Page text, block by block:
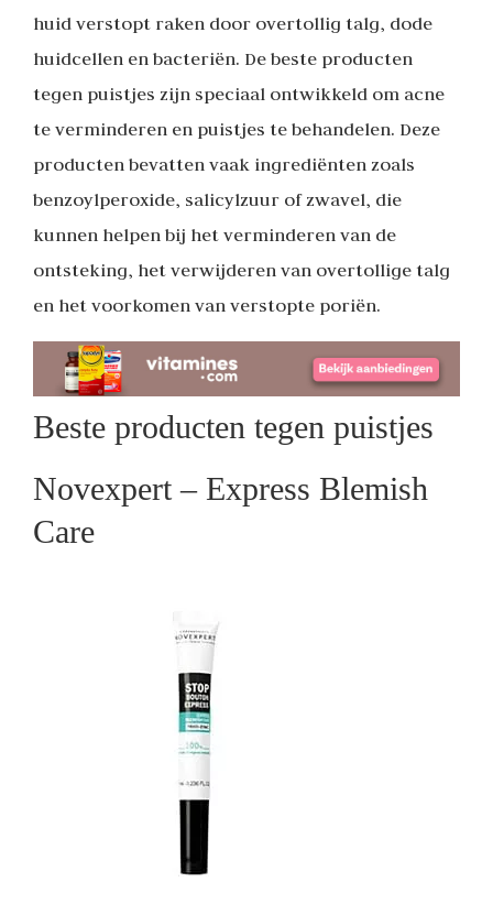
huid verstopt raken door overtollig talg, dode
huidcellen en bacteriën. De beste producten
tegen puistjes zijn speciaal ontwikkeld om acne
te verminderen en puistjes te behandelen. Deze
producten bevatten vaak ingrediënten zoals
benzoylperoxide, salicylzuur of zwavel, die
kunnen helpen bij het verminderen van de
ontsteking, het verwijderen van overtollige talg
en het voorkomen van verstopte poriën.
Beste producten tegen puistjes
Novexpert – Express Blemish
Care